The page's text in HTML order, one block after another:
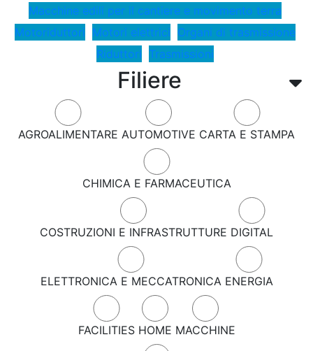
Filiere
AGROALIMENTARE AUTOMOTIVE CARTA E STAMPA
CHIMICA E FARMACEUTICA
COSTRUZIONI E INFRASTRUTTURE DIGITAL
ELETTRONICA E MECCATRONICA ENERGIA
FACILITIES HOME MACCHINE
Macchine edili per il cantiere e movimento terra
Motoriduttori Motori elettrici Organi di trasmissione
Riduttori Trasmissioni